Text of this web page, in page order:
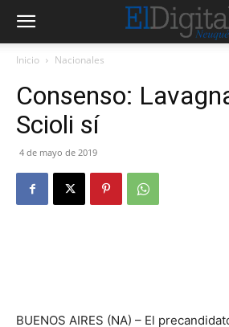
Inicio Nacionales
Consenso:
Scioli sí
4 de mayo de 2019
BUENOS AIRES (NA) – El